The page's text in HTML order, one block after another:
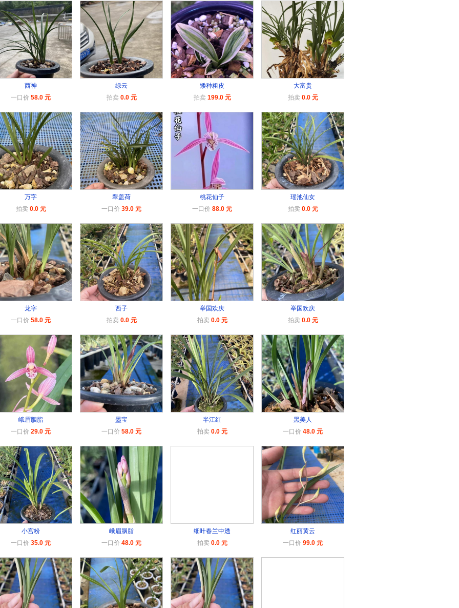
西神
一口价 58.0 元
绿云
拍卖 0.0 元
矮种粗皮
拍卖 199.0 元
大富贵
拍卖 0.0 元
万字
拍卖 0.0 元
翠盖荷
一口价 39.0 元
桃花仙子
一口价 88.0 元
瑶池仙女
拍卖 0.0 元
龙字
一口价 58.0 元
西子
拍卖 0.0 元
举国欢庆
拍卖 0.0 元
举国欢庆
拍卖 0.0 元
峨眉胭脂
一口价 29.0 元
墨宝
一口价 58.0 元
半江红
拍卖 0.0 元
黑美人
一口价 48.0 元
小宫粉
一口价 35.0 元
峨眉胭脂
一口价 48.0 元
细叶春兰中透
拍卖 0.0 元
红丽黄云
一口价 99.0 元